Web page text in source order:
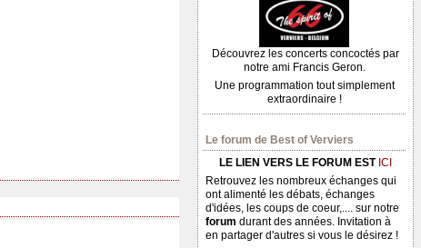
Découvrez les concerts concoctés par
notre ami Francis Geron.
Une programmation tout simplement
extraordinaire !
Le forum de Best of Verviers
LE LIEN VERS LE FORUM EST ICI
Retrouvez les nombreux échanges qui
ont alimenté les débats, échanges
d'idées, les coups de coeur,.... sur notre
forum durant des années. Invitation à
en partager d'autres si vous le désirez !